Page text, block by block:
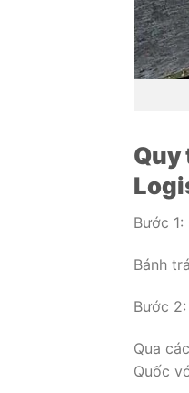
Quy
Bước
Bánh
Bước
Qua
Quốc